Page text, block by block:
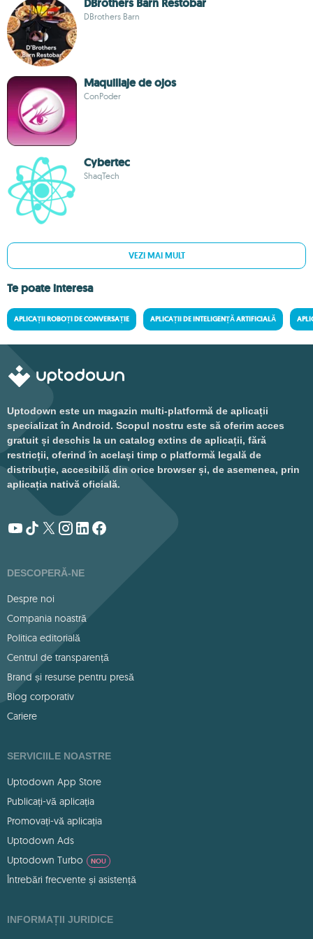
DBrothers Barn Restobar
DBrothers Barn
Maquillaje de ojos
ConPoder
Cybertec
ShaqTech
VEZI MAI MULT
Te poate interesa
APLICAȚII ROBOȚI DE CONVERSAȚIE APLICAȚII DE INTELIGENȚĂ ARTIFICIALĂ
Uptodown este un magazin multi-platformă de aplicații
specializat în Android. Scopul nostru este să oferim acces
gratuit și deschis la un catalog extins de aplicații, fără
restricții, oferind în același timp o platformă legală de
distribuție, accesibilă din orice browser și, de asemenea, prin
aplicația nativă oficială.
DESCOPERĂ-NE
Despre noi
Compania noastră
Politica editorială
Centrul de transparență
Brand și resurse pentru presă
Blog corporativ
Cariere
SERVICIILE NOASTRE
Uptodown App Store
Publicați-vă aplicația
Promovați-vă aplicația
Uptodown Ads
Uptodown Turbo
NOU
Întrebări frecvente și asistență
INFORMAȚII JURIDICE